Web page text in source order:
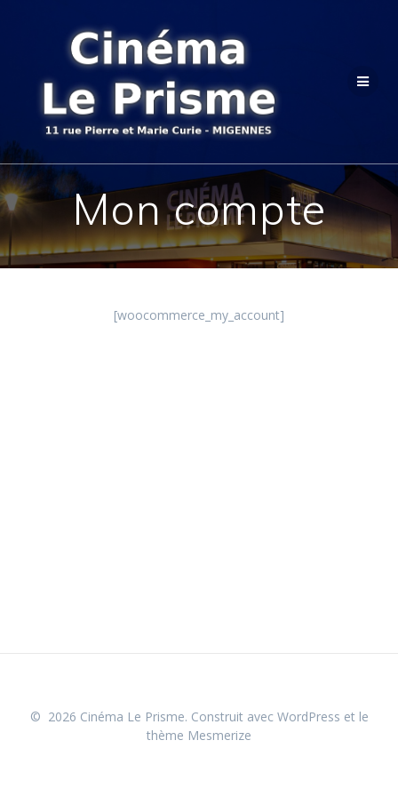
contenu
Mon compte
[woocommerce_my_account]
© 2026 Cinéma Le Prisme. Construit avec WordPress et le
thème Mesmerize